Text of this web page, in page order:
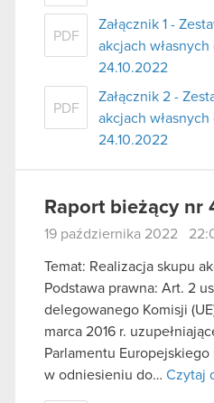
PDF
Załącznik 1 -
akcjach
24.10.2022
PDF
Załącznik 2 -
akcjach
24.10.2022
Raport bieżący nr
19 października 2022
Temat: Realizacja skupu
Podstawa prawna: Art. 2
delegowanego Komisji
marca 2016 r.
Parlamentu Europejskiego
w odniesieniu do… Czytaj